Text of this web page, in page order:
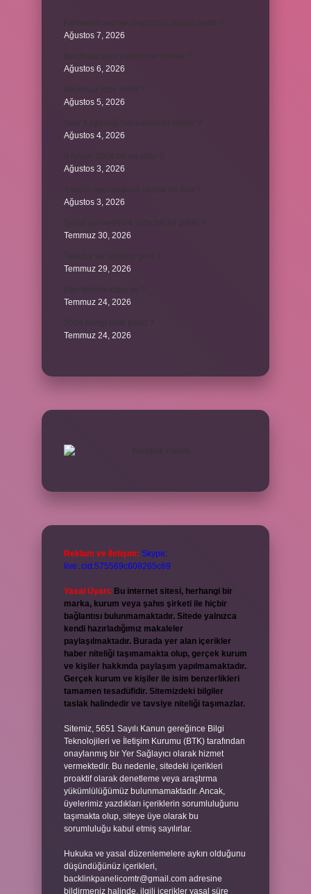
Ağustos 7, 2026
Ağustos 6, 2026
Ağustos 5, 2026
Ağustos 4, 2026
Ağustos 3, 2026
Ağustos 3, 2026
Temmuz 30, 2026
Temmuz 29, 2026
Temmuz 24, 2026
Temmuz 24, 2026
Reklam ve İletişim: Skype:
live:.cid.575569c608265c69
Yasal Uyarı: Bu internet sitesi, herhangi bir
marka, kurum veya şahıs şirketi ile hiçbir
bağlantısı bulunmamaktadır. Sitede yalnızca
kendi hazırladığımız makaleler
paylaşılmaktadır. Burada yer alan içerikler
haber niteliği taşımamakta olup, gerçek kurum
ve kişiler hakkında paylaşım yapılmamaktadır.
Gerçek kurum ve kişiler ile isim benzerlikleri
tamamen tesadüfidir. Sitemizdeki bilgiler
taslak halindedir ve tavsiye niteliği taşımazlar.
Sitemiz, 5651 Sayılı Kanun gereğince Bilgi
Teknolojileri ve İletişim Kurumu (BTK) tarafından
onaylanmış bir Yer Sağlayıcı olarak hizmet
vermektedir. Bu nedenle, sitedeki içerikleri
proaktif olarak denetleme veya araştırma
yükümlülüğümüz bulunmamaktadır. Ancak,
üyelerimiz yazdıkları içeriklerin sorumluluğunu
taşımakta olup, siteye üye olarak bu
sorumluluğu kabul etmiş sayılırlar.
Hukuka ve yasal düzenlemelere aykırı olduğunu
düşündüğünüz içerikleri,
backlinkpanelicomtr@gmail.com adresine
bildirmeniz halinde, ilgili içerikler yasal süre